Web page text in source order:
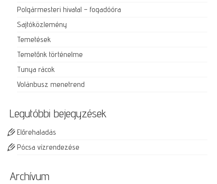
Polgármesteri hivatal – fogadóóra
Sajtóközlemény
Temetések
Temetőnk történelme
Tunya rácok
Volánbusz menetrend
Legutóbbi bejegyzések
Előrehaladás
Pócsa vízrendezése
Archívum